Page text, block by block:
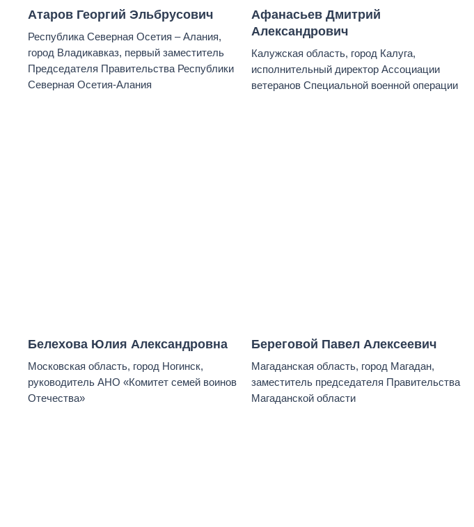
Атаров Георгий Эльбрусович
Республика Северная Осетия – Алания,
город Владикавказ, первый заместитель
Председателя Правительства Республики
Северная Осетия-Алания
Афанасьев Дмитрий
Александрович
Калужская область, город Калуга,
исполнительный директор Ассоциации
ветеранов Специальной военной операции
Белехова Юлия Александровна
Московская область, город Ногинск,
руководитель АНО «Комитет семей воинов
Отечества»
Береговой Павел Алексеевич
Магаданская область, город Магадан,
заместитель председателя Правительства
Магаданской области